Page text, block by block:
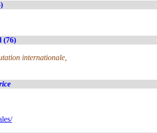
(76)
internationale,